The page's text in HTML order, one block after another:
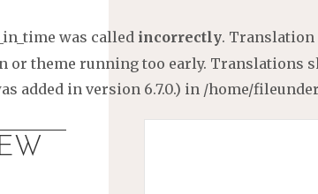
was called incorrectly.
theme running too early. Translations
added in version 6.7.0.) in /home/